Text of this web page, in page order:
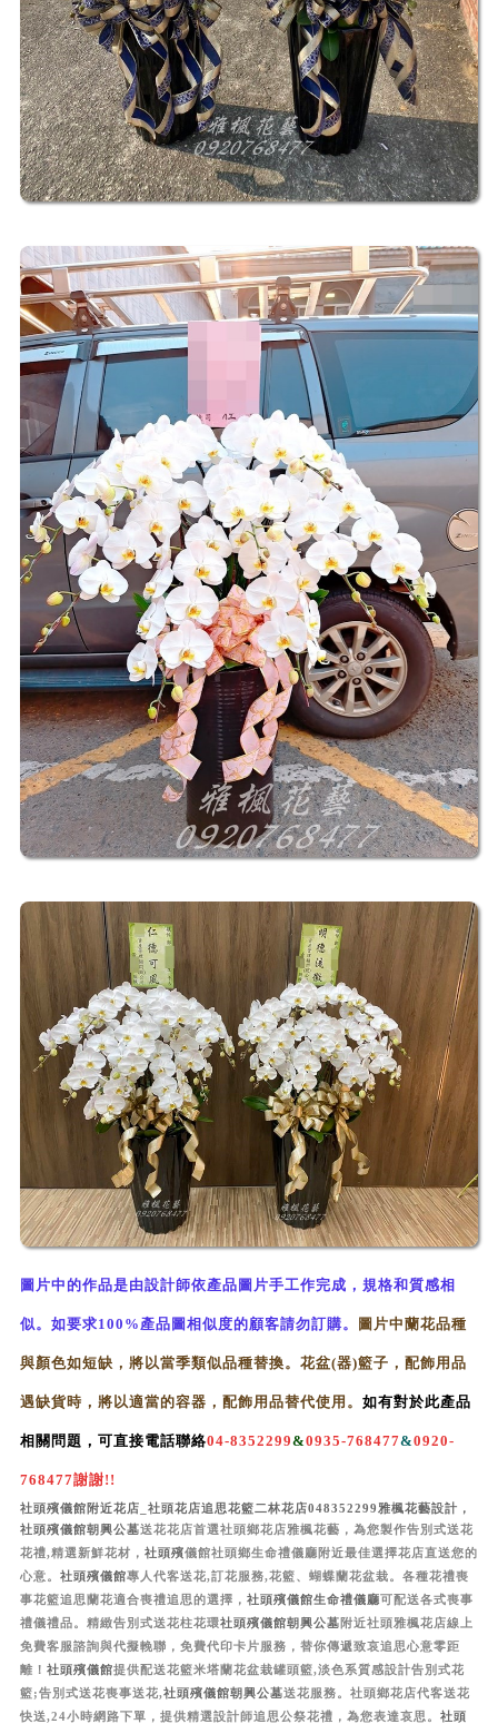
圖片中的作品是由設計師依產品圖片手工作完成， 規格和質感相
似。如要求100%產品圖相似度的顧客請勿訂購。 圖片中蘭花品種
與顏色如短缺，將以當季類似品種替換。花盆(器)籃子， 配飾用品
遇缺貨時，將以適當的容器，配飾用品替代使用。 如有對於此產品
相關問題，可直接電話聯絡04-8352299&0935-768477&0920-
768477謝謝!!
社頭殯儀館附近花店_社頭花店追思花籃二林花店048352299雅楓花藝設計，
社頭殯儀館朝興公墓送花花店首選社頭鄉花店雅楓花藝，為您製作告別式送花
花禮,精選新鮮花材， 社頭殯儀館社頭鄉生命禮儀廳 附近最佳選擇花店直送您的
心意。 社頭殯儀館專人代客送花,訂花服務,花籃、蝴蝶蘭花盆栽。各種花禮喪
事花籃追思蘭花適合喪禮追思的選擇， 社頭殯儀館生命禮儀廳可配送各式喪事
禮儀禮品。 精緻告別式送花柱花環社頭殯儀館朝興公墓 附近社頭雅楓花店線上
免費客服諮詢與代擬輓聯，免費代印卡片服務，替你傳遞致哀追思心意零距
離！ 社頭殯儀館提供配送花籃米塔蘭花盆栽罐頭籃,淡色系質感設計告別式花
籃;告別式送花喪事送花,社頭殯儀館朝興公墓送花服務。社頭鄉花店代客送花
快送,24小時網路下單，提供精選設計師追思公祭花禮，為您表達哀思。 社頭